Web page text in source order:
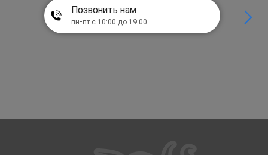
Позвонить нам
пн-пт с 10:00 до 19:00